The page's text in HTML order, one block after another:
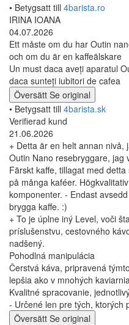
• Betygsatt till 4barista.ro
IRINA IOANA
04.07.2026
Ett måste om du har Outin
och om du är en kaffeälskare
Un must daca aveți aparatul
daca sunteți iubitori de cafea
Översätt Se original
• Betygsatt till 4barista.sk
Verifierad kund
21.06.2026
+ Detta är en helt annan
Outin Nano resebryggare, jag
Färskt kaffe, tillagat med
på många kaféer.
komponenter. - Endast
brygga kaffe. :)
+ To je úplne iný Level, voči
príslušenstvu, cestovného
nadšený.
Pohodlná manipulácia
Čerstvá káva, pripravená
lepšia ako v mnohých
Kvalitné spracovanie,
- Určené len pre tých, ktorých
Översätt Se original